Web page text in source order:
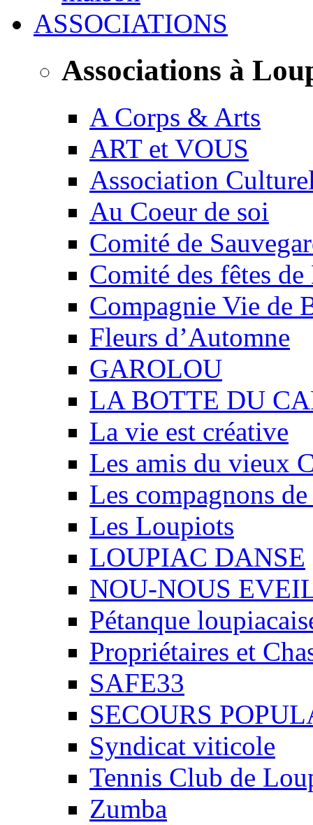
ASSOCIATIONS
Associations à
A Corps & Arts
ART et VOUS
Association
Au Coeur de soi
Comité de
Comité des fêtes
Compagnie Vie de
Fleurs d’Automne
GAROLOU
LA BOTTE DU
La vie est créative
Les amis du vieux
Les compagnons
Les Loupiots
LOUPIAC DANSE
NOU-NOUS
Pétanque
Propriétaires et
SAFE33
SECOURS
Syndicat viticole
Tennis Club de
Zumba